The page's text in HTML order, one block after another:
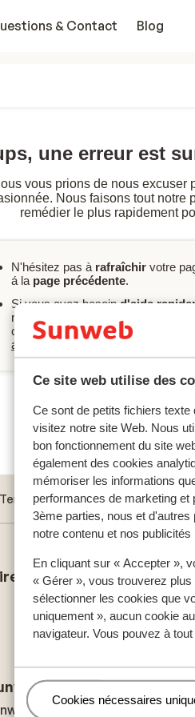
Ce site web utilise des
Ce sont de petits fichiers
visitez notre site Web. Nous
bon fonctionnement du site
également des cookies
mémoriser les informations
performances de marketing et
3ème parties, nous et
notre contenu et nos
En cliquant sur « Accepter »,
« Gérer », vous trouverez
sélectionner les cookies que
uniquement », aucun cookie
navigateur. Vous pouvez à
Gérer
Cookies nécessaires
& Contact Blog
une erreur est
vous prions de nous excuser
Nous faisons tout notre
remédier le plus rapidement
N'hésitez pas à rafraîchir votre
á la page précédente.
Si vous avez besoind'aide
rapport à votre réservation, vous
consultez nos FAQ ou contacter
après-vente
Nouvelle recherche
Tenerife Playa de las Americas